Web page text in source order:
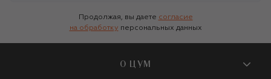
Продолжая, вы даете согласие
на обработку персональных данных
О ЦУМ